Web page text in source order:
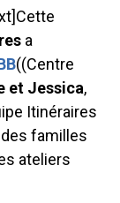
a
((Centre
et Jessica,
Itinéraires
familles
ateliers